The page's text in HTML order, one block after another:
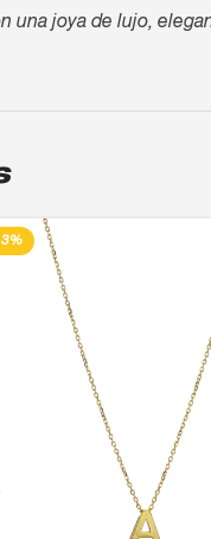
una joya de lujo,